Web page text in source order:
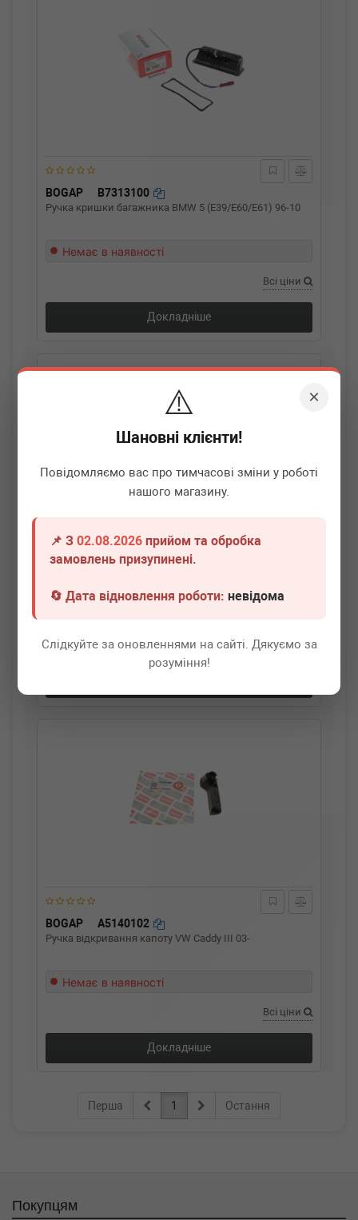
×
⚠️
Шановні клієнти!
Повідомляємо вас про тимчасові зміни у роботі
нашого магазину.
📌 З02.08.2026 прийом та обробка
замовлень призупинені.
🔄 Дата відновлення роботи:невідома
Слідкуйте за оновленнями на сайті. Дякуємо за
розуміння!
BOGAP B7313100
Ручка кришки багажника BMW 5 (E39/E60/E61) 96-10
Немає в наявності
Всі ціни
Докладніше
BOGAP A5116101
Всі ціни
BOGAP A5140102
Ручка відкривання капоту VW Caddy III 03-
Немає в наявності
Всі ціни
Докладніше
Перша 1 Остання
Покупцям